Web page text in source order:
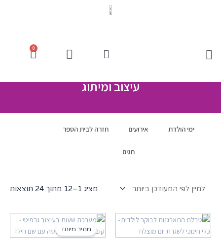
0
עיצוב ומיתוג
ימי הולדת אירועים חזרה לבית הספר
חגים
מציג 1–12 מתוך 24 תוצאות
מחיר מיוחד